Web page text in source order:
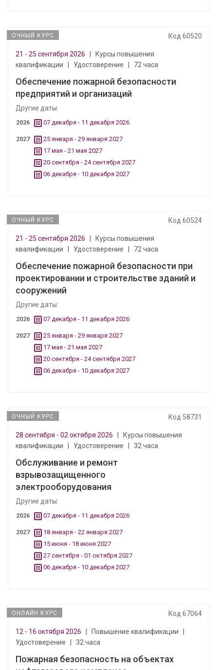
ОЧНЫЙ КУРС Код 60520
21 - 25 сентября 2026
Курсы повышения
квалификации
Удостоверение 72 часа
Обеспечение пожарной безопасности
предприятий и организаций
Другие даты:
2026 07 декабря - 11 декабря 2026
2027
25 января - 29 января 2027
17 мая - 21 мая 2027
20 сентября - 24 сентября 2027
06 декабря - 10 декабря 2027
ОЧНЫЙ КУРС Код 60524
21 - 25 сентября 2026
Курсы повышения
квалификации
Удостоверение 72 часа
Обеспечение пожарной безопасности при
проектировании и строительстве зданий и
сооружений
Другие даты:
2026 07 декабря - 11 декабря 2026
2027
25 января - 29 января 2027
17 мая - 21 мая 2027
20 сентября - 24 сентября 2027
06 декабря - 10 декабря 2027
ОЧНЫЙ КУРС Код 58731
28 сентября - 02 октября 2026
Курсы повышения
квалификации
Удостоверение 32 часа
Обслуживание и ремонт
взрывозащищенного
электрооборудования
Другие даты:
2026 07 декабря - 11 декабря 2026
2027
18 января - 22 января 2027
15 июня - 18 июня 2027
27 сентября - 01 октября 2027
06 декабря - 10 декабря 2027
ОНЛАЙН КУРС Код 67064
12 - 16 октября 2026 Повышение квалификации
Удостоверение
32 часа
Пожарная безопасность на объектах